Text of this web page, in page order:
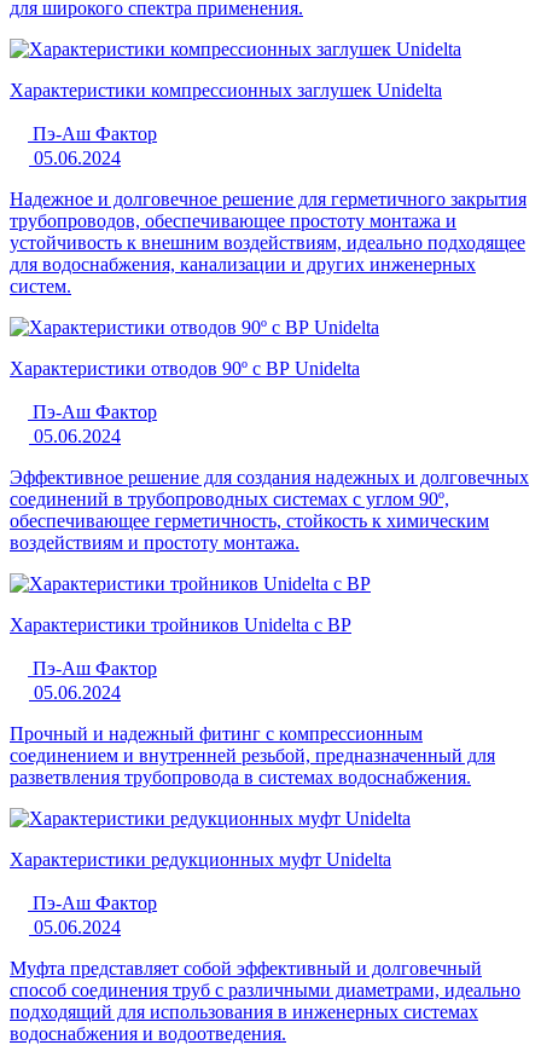
для широкого спектра применения.
Характеристики компрессионных заглушек Unidelta
Пэ-Аш Фактор
05.06.2024
Надежное и долговечное решение для герметичного закрытия
трубопроводов, обеспечивающее простоту монтажа и
устойчивость к внешним воздействиям, идеально подходящее
для водоснабжения, канализации и других инженерных
систем.
Характеристики отводов 90º с ВР Unidelta
Пэ-Аш Фактор
05.06.2024
Эффективное решение для создания надежных и долговечных
соединений в трубопроводных системах с углом 90º,
обеспечивающее герметичность, стойкость к химическим
воздействиям и простоту монтажа.
Характеристики тройников Unidelta с ВР
Пэ-Аш Фактор
05.06.2024
Прочный и надежный фитинг с компрессионным
соединением и внутренней резьбой, предназначенный для
разветвления трубопровода в системах водоснабжения.
Характеристики редукционных муфт Unidelta
Пэ-Аш Фактор
05.06.2024
Муфта представляет собой эффективный и долговечный
способ соединения труб с различными диаметрами, идеально
подходящий для использования в инженерных системах
водоснабжения и водоотведения.